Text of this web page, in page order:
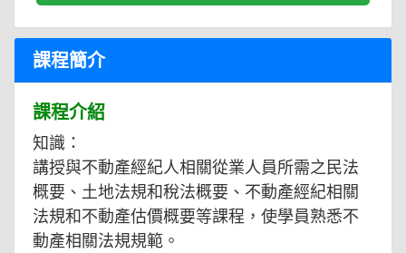
課程簡介
課程介紹
知識：
講授與不動產經紀人相關從業人員所需之民法
概要、土地法規和稅法概要、不動產經紀相關
法規和不動產估價概要等課程，使學員熟悉不
動產相關法規規範。